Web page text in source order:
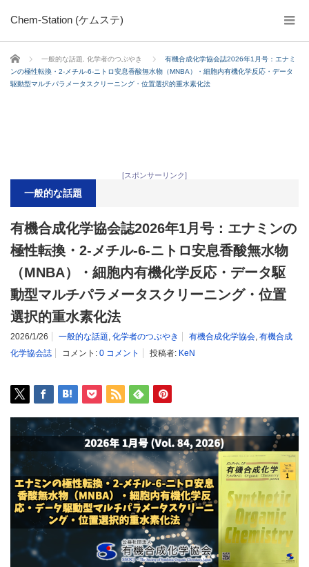
Chem-Station (ケムステ)
ホーム 一般的な話題 化学者のつぶやき
有機合成化学協会誌2026年1月号：エナミ
ンの極性転換・2-メチル-6-ニトロ安息香酸無水物（MNBA）・細胞内有機化学反応・データ
駆動型マルチパラメータスクリーニング・位置選択的重水素化法
[スポンサーリンク]
一般的な話題
有機合成化学協会誌2026年1月号：エナミンの
極性転換・2-メチル-6-ニトロ安息香酸無水物
（MNBA）・細胞内有機化学反応・データ駆
動型マルチパラメータスクリーニング・位置
選択的重水素化法
2026/1/26 一般的な話題, 化学者のつぶやき 有機合成化学協会, 有機合成
化学協会誌
コメント: 0 コメント 投稿者: KeN